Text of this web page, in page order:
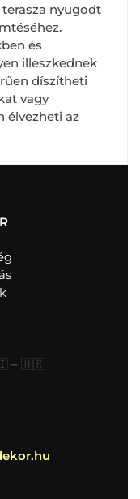
nyugodt
és
illeszkednek
díszítheti
vagy
élvezheti az
– 🇭🇷